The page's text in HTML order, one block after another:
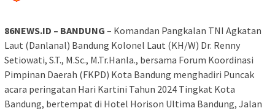
86NEWS.ID – BANDUNG – Komandan Pangkalan TNI Agkatan
Laut (Danlanal) Bandung Kolonel Laut (KH/W) Dr. Renny
Setiowati, S.T., M.Sc., M.Tr.Hanla., bersama Forum Koordinasi
Pimpinan Daerah (FKPD) Kota Bandung menghadiri Puncak
acara peringatan Hari Kartini Tahun 2024 Tingkat Kota
Bandung, bertempat di Hotel Horison Ultima Bandung, Jalan